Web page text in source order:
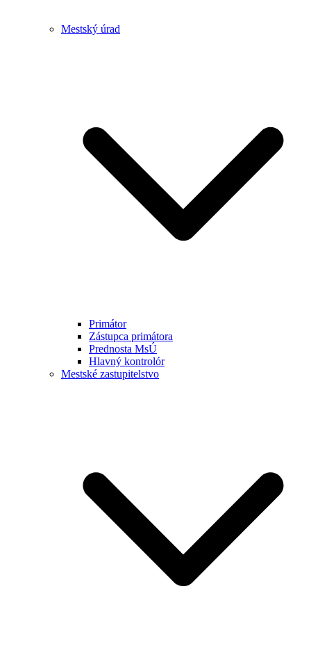
Mestský úrad
Primátor
Zástupca primátora
Prednosta MsÚ
Hlavný kontrolór
Mestské zastupitelstvo